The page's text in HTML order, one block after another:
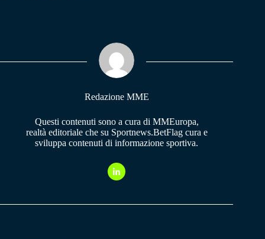
pp m
Redazione MME
Questi contenuti sono a cura di MMEuropa,
realtà editoriale che su Sportnews.BetFlag cura e
sviluppa contenuti di informazione sportiva.